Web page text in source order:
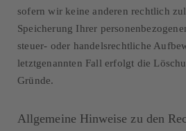
sofern wir keine anderen rechtlich
Speicherung Ihrer
steuer- oder handelsrechtliche
letztgenannten Fall erfolgt die
Gründe.
Allgemeine Hinweise zu den